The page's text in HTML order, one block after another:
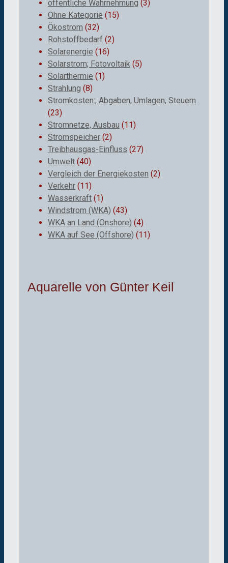
öffentliche Wahrnehmung (3)
Ohne Kategorie (15)
Ökostrom (32)
Rohstoffbedarf (2)
Solarenergie (16)
Solarstrom; Fotovoltaik (5)
Solarthermie (1)
Strahlung (8)
Stromkosten:; Abgaben, Umlagen, Steuern
(23)
Stromnetze, Ausbau (11)
Stromspeicher (2)
Treibhausgas-Einfluss (27)
Umwelt (40)
Vergleich der Energiekosten (2)
Verkehr (11)
Wasserkraft (1)
Windstrom (WKA) (43)
WKA an Land (Onshore) (4)
WKA auf See (Offshore) (11)
Aquarelle von Günter Keil